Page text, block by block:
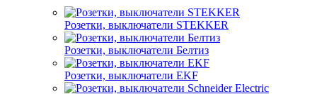
Розетки, выключатели STEKKER
Розетки, выключатели Белтиз
Розетки, выключатели EKF